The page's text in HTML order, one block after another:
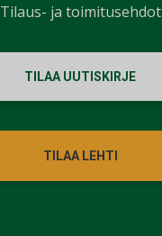
TILAA UUTISKIRJE
TILAA LEHTI
Tilaus- ja toimitusehdot